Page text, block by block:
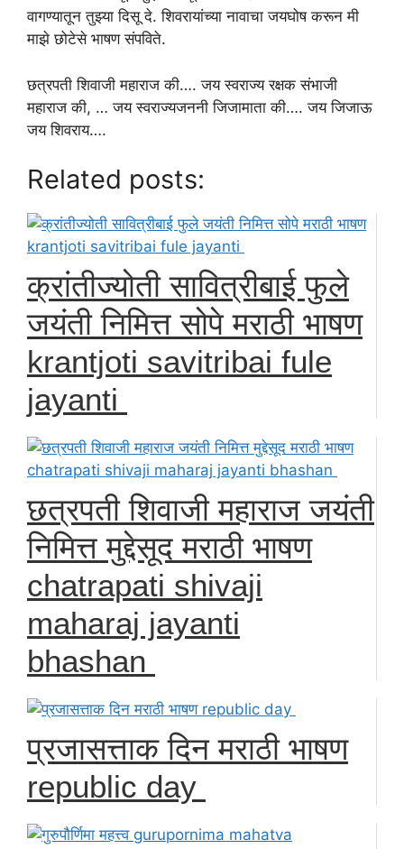
वागण्यातून तुझ्या दिसू दे. शिवरायांच्या नावाचा जयघोष करून मी
माझे छोटेसे भाषण संपविते.
छत्रपती शिवाजी महाराज की…. जय स्वराज्य रक्षक संभाजी
महाराज की, … जय स्वराज्यजननी जिजामाता की…. जय जिजाऊ
जय शिवराय….
Related posts:
क्रांतीज्योती सावित्रीबाई फुले
जयंती निमित्त सोपे मराठी भाषण
krantjoti savitribai fule
jayanti
छत्रपती शिवाजी महाराज जयंती
निमित्त मुद्देसूद मराठी भाषण
chatrapati shivaji
maharaj jayanti
bhashan
प्रजासत्ताक दिन मराठी भाषण
republic day